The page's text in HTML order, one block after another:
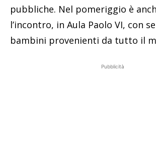
pubbliche. Nel pomeriggio è
l’incontro, in Aula Paolo VI, con
bambini provenienti da tutto il
Pubblicità